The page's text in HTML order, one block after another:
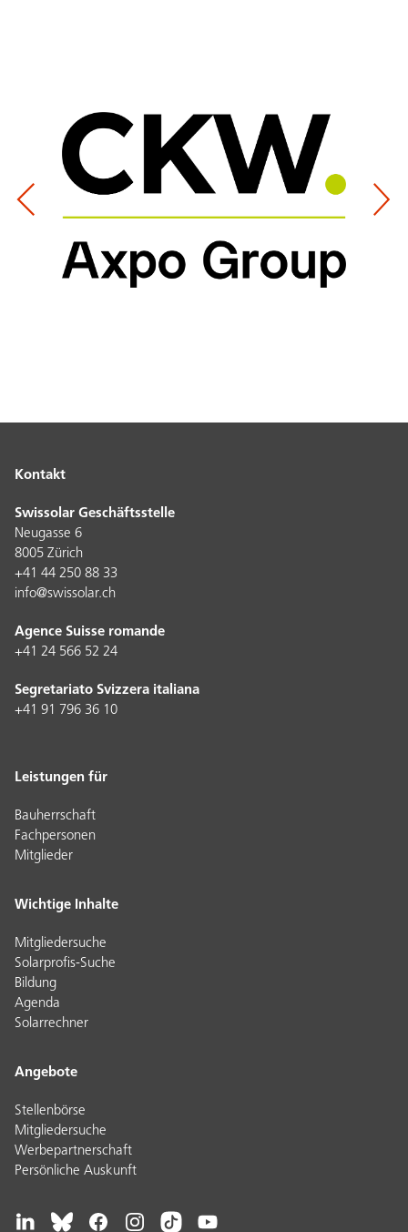
Kontakt
Swissolar Geschäftsstelle
Neugasse 6
8005 Zürich
+41 44 250 88 33
info@swissolar.ch
Agence Suisse romande
+41 24 566 52 24
Segretariato Svizzera italiana
+41 91 796 36 10
Leistungen für
Bauherrschaft
Fachpersonen
Mitglieder
Wichtige Inhalte
Mitgliedersuche
Solarprofis-Suche
Bildung
Agenda
Solarrechner
Angebote
Stellenbörse
Mitgliedersuche
Werbepartnerschaft
Persönliche Auskunft